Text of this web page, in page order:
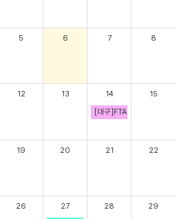
5 6 7 8
12 13
14
[대구]FTA 실무 심화 종
15
19 20 21 22
26
27
28 29